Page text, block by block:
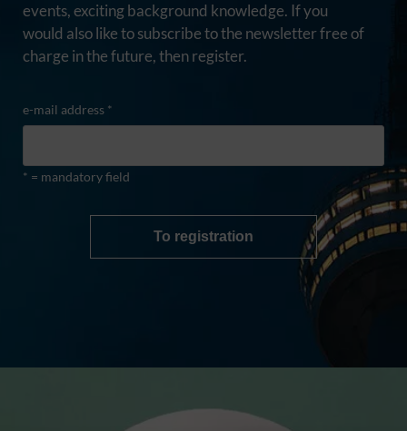
events, exciting background knowledge. If you
would also like to subscribe to the newsletter free of
charge in the future, then register.
e-mail address *
* = mandatory field
To registration